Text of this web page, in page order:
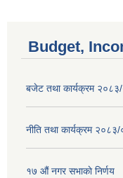
Budget,
बजेट तथा कार्यक्रम
नीति तथा कार्यक्रम
१७ ‌‍औं नगर सभाकाे निर्णय